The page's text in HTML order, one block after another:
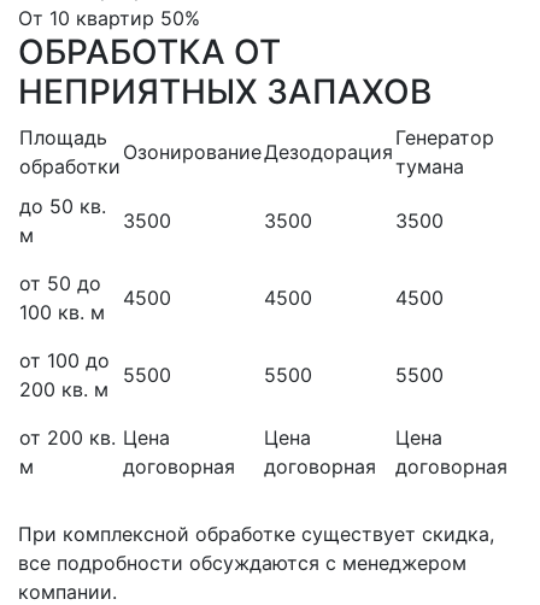
От 10 квартир 50%
ОБРАБОТКА ОТ
НЕПРИЯТНЫХ ЗАПАХОВ
Площадь
обработки
ОзонированиеДезодорация
Генератор
тумана
до 50 кв.
м
3500 3500 3500
от 50 до
100 кв. м
4500 4500 4500
от 100 до
200 кв. м
5500 5500 5500
от 200 кв.
м
Цена
договорная
Цена
договорная
Цена
договорная
При комплексной обработке существует скидка,
все подробности обсуждаются с менеджером
компании.